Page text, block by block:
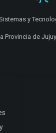
y
Provincia de Jujuy